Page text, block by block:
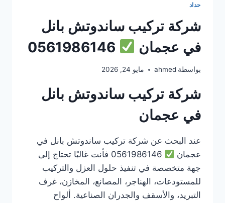
حداد
شركة تركيب ساندوتش بانل
في عجمان
بواسطة ahmed مايو 24, 2026
شركة تركيب ساندوتش بانل
في عجمان
عند البحث عن شركة تركيب ساندوتش بانل في
عجمان
0561986146 فأنت غالبًا تحتاج إلى
جهة متخصصة في تنفيذ حلول العزل والتركيب
للمستودعات، الهناجر، المصانع، المخازن، غرف
التبريد، والأسقف والجدران الصناعية. ألواح